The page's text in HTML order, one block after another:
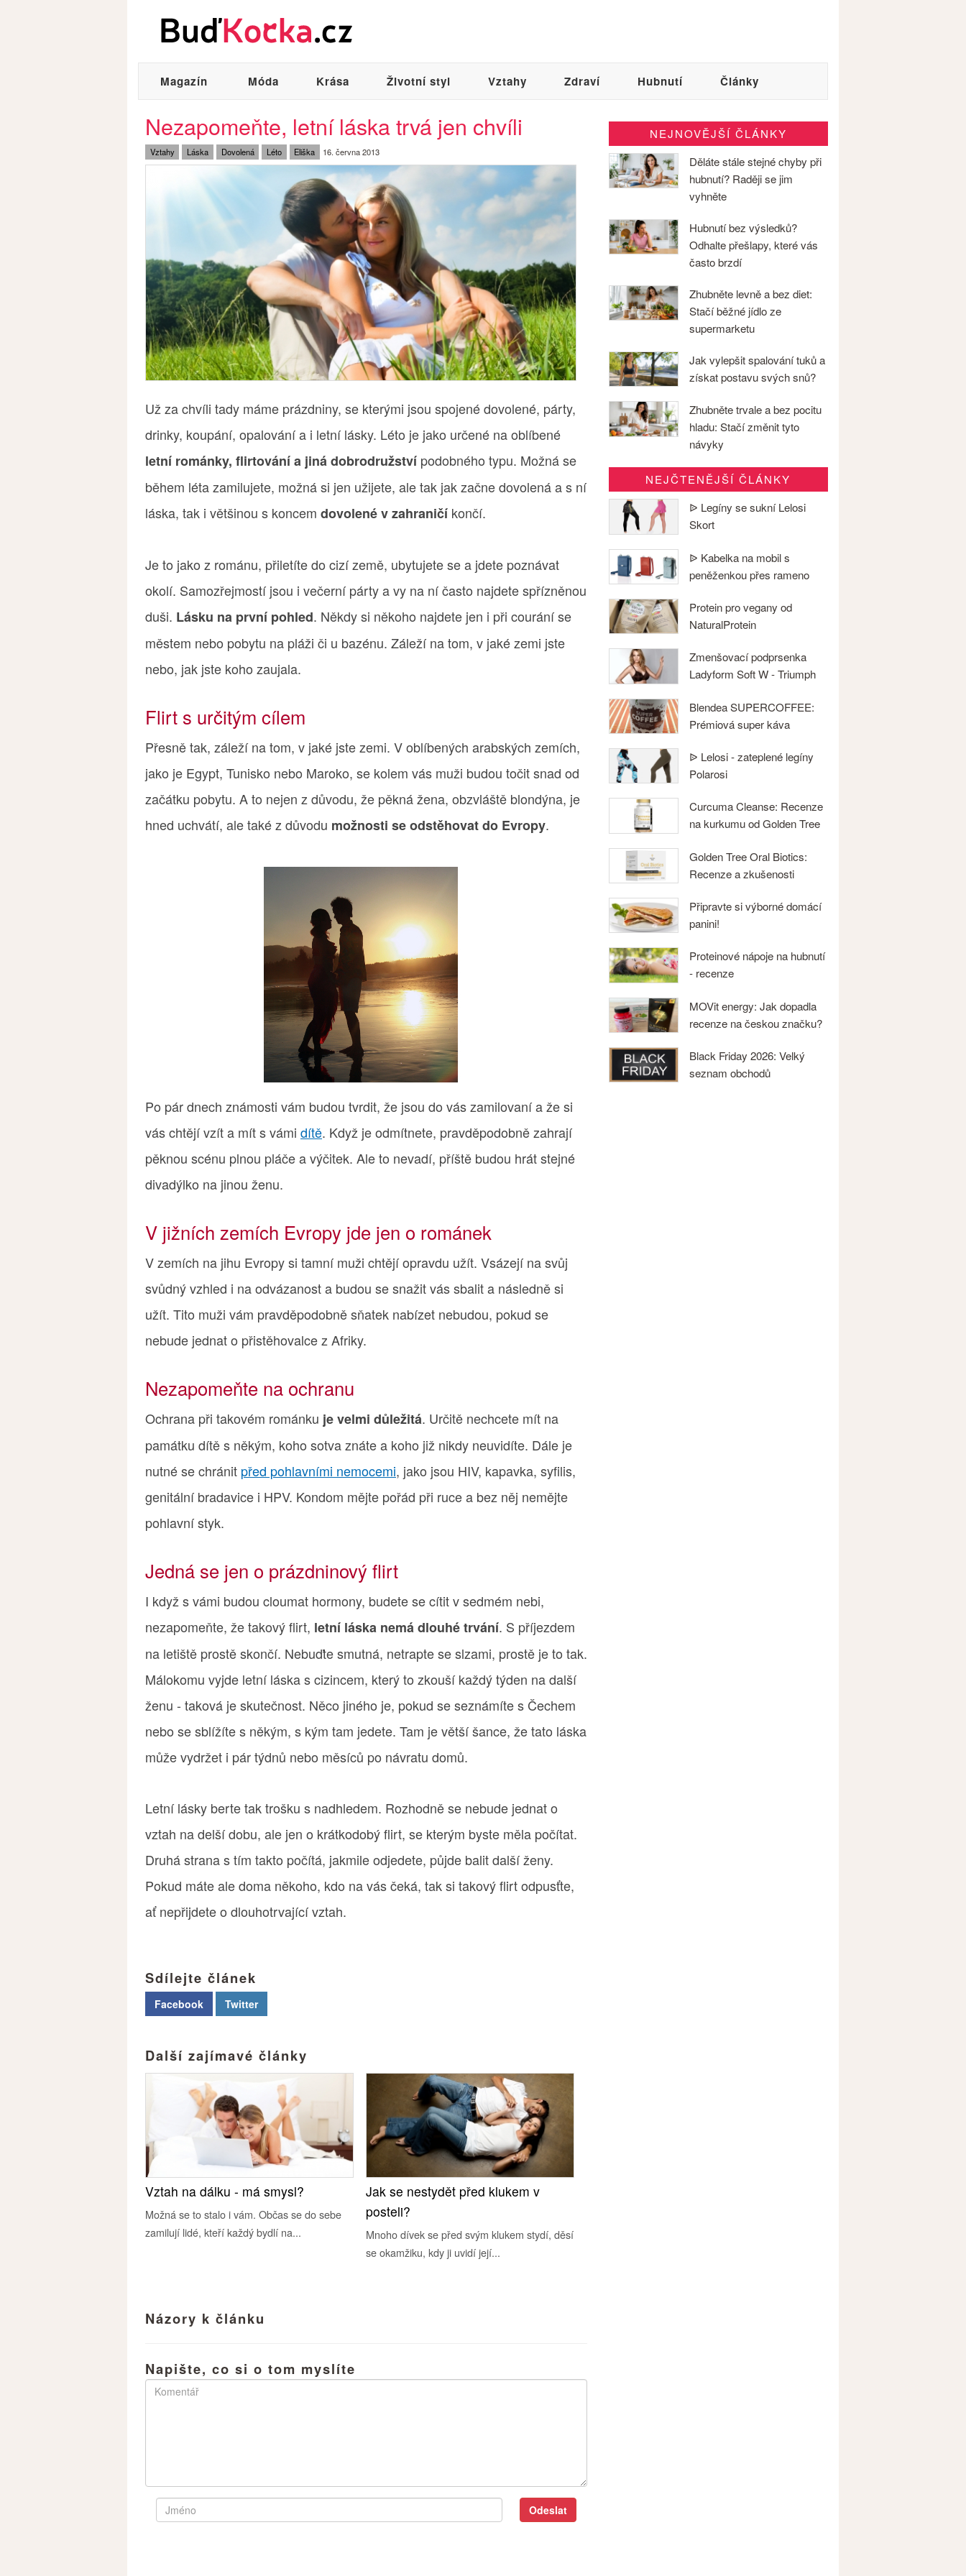
Magazín Móda Krása Životní styl Vztahy Zdraví Hubnutí Články
Nezapomeňte, letní láska trvá jen chvíli
Vztahy Láska Dovolená Léto Eliška 16. června 2013
Už za chvíli tady máme prázdniny, se kterými jsou spojené dovolené, párty,
drinky, koupání, opalování a i letní lásky. Léto je jako určené na oblíbené
letní románky, flirtování a jiná dobrodružství podobného typu. Možná se
během léta zamilujete, možná si jen užijete, ale tak jak začne dovolená a s ní
láska, tak i většinou s koncem dovolené v zahraničí končí.
Je to jako z románu, přiletíte do cizí země, ubytujete se a jdete poznávat
okolí. Samozřejmostí jsou i večerní párty a vy na ní často najdete spřízněnou
duši. Lásku na první pohled. Někdy si někoho najdete jen i při courání se
městem nebo pobytu na pláži či u bazénu. Záleží na tom, v jaké zemi jste
nebo, jak jste koho zaujala.
Flirt s určitým cílem
Přesně tak, záleží na tom, v jaké jste zemi. V oblíbených arabských zemích,
jako je Egypt, Tunisko nebo Maroko, se kolem vás muži budou točit snad od
začátku pobytu. A to nejen z důvodu, že pěkná žena, obzvláště blondýna, je
hned uchvátí, ale také z důvodu možnosti se odstěhovat do Evropy.
Po pár dnech známosti vám budou tvrdit, že jsou do vás zamilovaní a že si
vás chtějí vzít a mít s vámi dítě. Když je odmítnete, pravděpodobně zahrají
pěknou scénu plnou pláče a výčitek. Ale to nevadí, příště budou hrát stejné
divadýlko na jinou ženu.
V jižních zemích Evropy jde jen o románek
V zemích na jihu Evropy si tamní muži chtějí opravdu užít. Vsázejí na svůj
svůdný vzhled i na odvázanost a budou se snažit vás sbalit a následně si
užít. Tito muži vám pravděpodobně sňatek nabízet nebudou, pokud se
nebude jednat o přistěhovalce z Afriky.
Nezapomeňte na ochranu
Ochrana při takovém románku je velmi důležitá. Určitě nechcete mít na
památku dítě s někým, koho sotva znáte a koho již nikdy neuvidíte. Dále je
nutné se chránit před pohlavními nemocemi, jako jsou HIV, kapavka, syfilis,
genitální bradavice i HPV. Kondom mějte pořád při ruce a bez něj nemějte
pohlavní styk.
Jedná se jen o prázdninový flirt
I když s vámi budou cloumat hormony, budete se cítit v sedmém nebi,
nezapomeňte, že takový flirt, letní láska nemá dlouhé trvání. S příjezdem
na letiště prostě skončí. Nebuďte smutná, netrapte se slzami, prostě je to tak.
Málokomu vyjde letní láska s cizincem, který to zkouší každý týden na další
ženu - taková je skutečnost. Něco jiného je, pokud se seznámíte s Čechem
nebo se sblížíte s někým, s kým tam jedete. Tam je větší šance, že tato láska
může vydržet i pár týdnů nebo měsíců po návratu domů.
Letní lásky berte tak trošku s nadhledem. Rozhodně se nebude jednat o
vztah na delší dobu, ale jen o krátkodobý flirt, se kterým byste měla počítat.
Druhá strana s tím takto počítá, jakmile odjedete, půjde balit další ženy.
Pokud máte ale doma někoho, kdo na vás čeká, tak si takový flirt odpusťte,
ať nepřijdete o dlouhotrvající vztah.
Sdílejte článek
Facebook Twitter
Další zajímavé články
Vztah na dálku - má smysl?
Možná se to stalo i vám. Občas se do sebe
zamilují lidé, kteří každý bydlí na...
Jak se nestydět před klukem v
posteli?
Mnoho dívek se před svým klukem stydí, děsí
se okamžiku, kdy ji uvidí její...
Názory k článku
Napište, co si o tom myslíte
NEJNOVĚJŠÍ ČLÁNKY
Děláte stále stejné chyby při
hubnutí? Raději se jim
vyhněte
Hubnutí bez výsledků?
Odhalte přešlapy, které vás
často brzdí
Zhubněte levně a bez diet:
Stačí běžné jídlo ze
supermarketu
Jak vylepšit spalování tuků a
získat postavu svých snů?
Zhubněte trvale a bez pocitu
hladu: Stačí změnit tyto
návyky
NEJČTENĚJŠÍ ČLÁNKY
ᐉ Legíny se sukní Lelosi
Skort
ᐉ Kabelka na mobil s
peněženkou přes rameno
Protein pro vegany od
NaturalProtein
Zmenšovací podprsenka
Ladyform Soft W - Triumph
Blendea SUPERCOFFEE:
Prémiová super káva
ᐉ Lelosi - zateplené legíny
Polarosi
Curcuma Cleanse: Recenze
na kurkumu od Golden Tree
Golden Tree Oral Biotics:
Recenze a zkušenosti
Připravte si výborné domácí
panini!
Proteinové nápoje na hubnutí
- recenze
MOVit energy: Jak dopadla
recenze na českou značku?
Black Friday 2026: Velký
seznam obchodů